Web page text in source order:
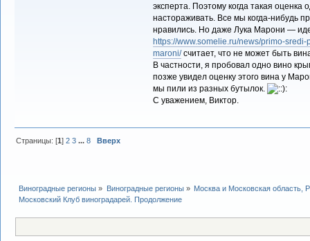
эксперта. Поэтому когда такая
настораживать. Все мы когда-нибудь
нравились. Но даже Лука Марони —
https://www.somelie.ru/news/primo-
maroni/считает, что не может быть
В частности, я пробовал одно вино
позже увидел оценку этого вина у
мы пили из разных бутылок.
С уважением, Виктор.
Страницы: [1]2 3 ...8 Вверх
Виноградные регионы » Виноградные регионы» Москва и Московская область,
Московский Клуб виноградарей. Продолжение